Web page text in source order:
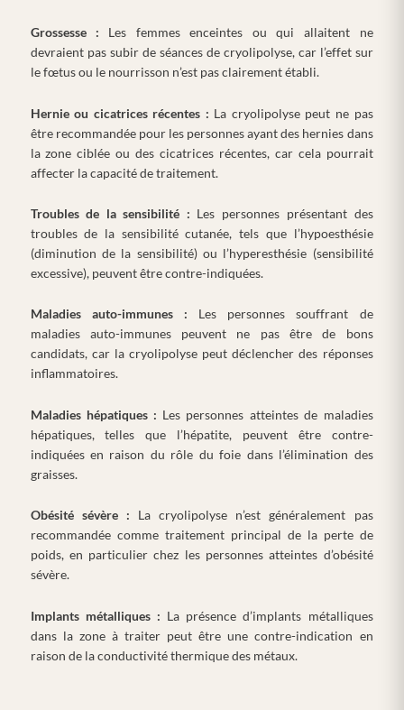
Grossesse : Les femmes enceintes ou qui allaitent ne
devraient pas subir de séances de cryolipolyse, car l’effet sur
le fœtus ou le nourrisson n’est pas clairement établi.
Hernie ou cicatrices récentes : La cryolipolyse peut ne pas
être recommandée pour les personnes ayant des hernies dans
la zone ciblée ou des cicatrices récentes, car cela pourrait
affecter la capacité de traitement.
Troubles de la sensibilité : Les personnes présentant des
troubles de la sensibilité cutanée, tels que l’hypoesthésie
(diminution de la sensibilité) ou l’hyperesthésie (sensibilité
excessive), peuvent être contre-indiquées.
Maladies auto-immunes : Les personnes souffrant de
maladies auto-immunes peuvent ne pas être de bons
candidats, car la cryolipolyse peut déclencher des réponses
inflammatoires.
Maladies hépatiques : Les personnes atteintes de maladies
hépatiques, telles que l’hépatite, peuvent être contre-
indiquées en raison du rôle du foie dans l’élimination des
graisses.
Obésité sévère : La cryolipolyse n’est généralement pas
recommandée comme traitement principal de la perte de
poids, en particulier chez les personnes atteintes d’obésité
sévère.
Implants métalliques : La présence d’implants métalliques
dans la zone à traiter peut être une contre-indication en
raison de la conductivité thermique des métaux.